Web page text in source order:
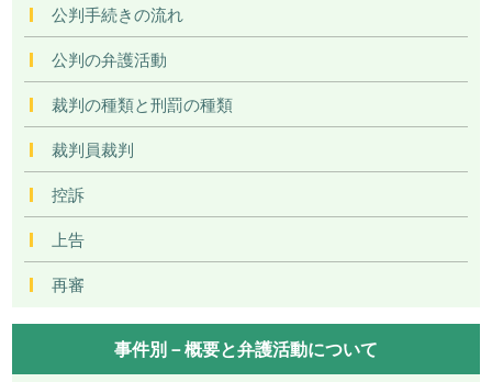
公判手続きの流れ
公判の弁護活動
裁判の種類と刑罰の種類
裁判員裁判
控訴
上告
再審
事件別－概要と弁護活動について